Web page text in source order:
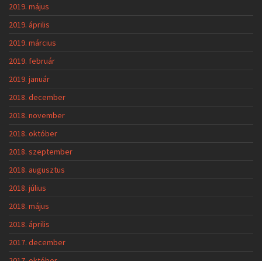
2019. május
2019. április
2019. március
2019. február
2019. január
2018. december
2018. november
2018. október
2018. szeptember
2018. augusztus
2018. július
2018. május
2018. április
2017. december